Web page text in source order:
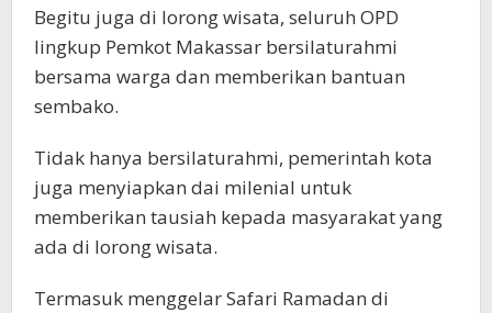
Begitu juga di lorong wisata, seluruh OPD
lingkup Pemkot Makassar bersilaturahmi
bersama warga dan memberikan bantuan
sembako.
Tidak hanya bersilaturahmi, pemerintah kota
juga menyiapkan dai milenial untuk
memberikan tausiah kepada masyarakat yang
ada di lorong wisata.
Termasuk menggelar Safari Ramadan di